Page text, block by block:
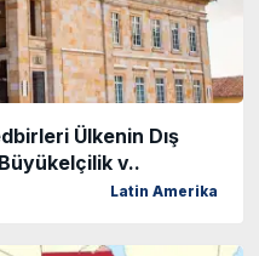
Ülkenin Dış
v..
Latin Amerika